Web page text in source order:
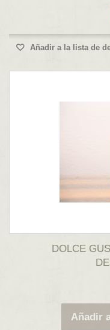
Añadir a la lista de
DOLCE
Añadir